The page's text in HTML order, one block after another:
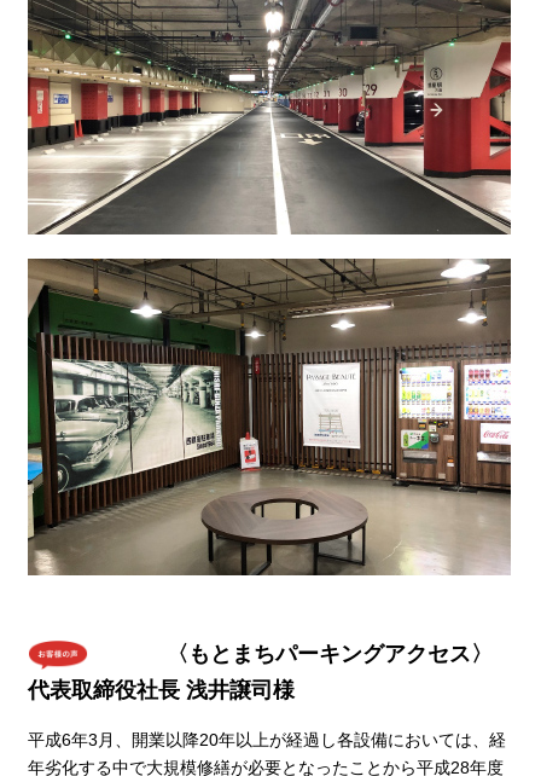
〈もとまちパーキングアクセス〉
代表取締役社長 浅井譲司様
平成6年3月、開業以降20年以上が経過し各設備においては、経
年劣化する中で大規模修繕が必要となったことから平成28年度